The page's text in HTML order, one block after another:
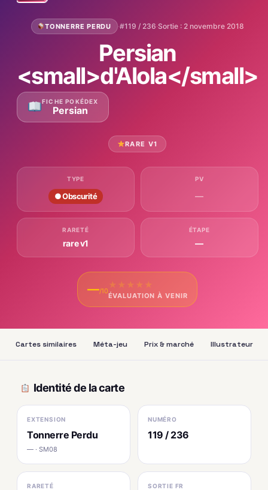
TONNERRE PERDU ·#119 / 236·Sortie : 2 novembre 2018
Persian
<small>d'Alola</small>
FICHE POKÉDEX
Persian
RARE V1
TYPE
● Obscurité
PV
—
RARETÉ
rare v1
ÉTAPE
—
—/10
★ ★ ★ ★ ★
ÉVALUATION À VENIR
Cartes similaires Méta-jeu Prix & marché Illustrateur
Identité de la carte
EXTENSION
Tonnerre Perdu
— · SM08
NUMÉRO
119 / 236
RARETÉ SORTIE FR